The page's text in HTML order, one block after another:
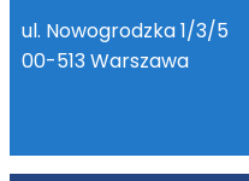
ul. Nowogrodzka 1/3/5
00-513 Warszawa